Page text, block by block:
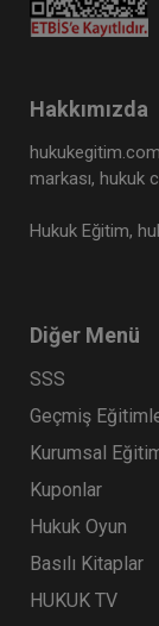
Sosyal
- VI. Oturum
360 TL
Tüketici
Hakkımızda
markası, hukuk
Hukuk Eğitim,
Diğer Menü
SSS
Geçmiş
Kurumsal
Kuponlar
Hukuk Oyun
Basılı Kitaplar
HUKUK TV